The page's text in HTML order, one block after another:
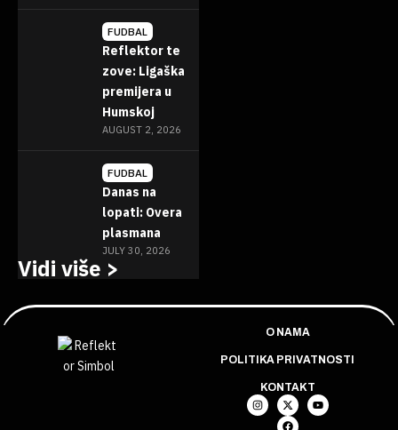
FUDBAL
Reflektor te
zove: Ligaška
premijera u
Humskoj
AUGUST 2, 2026
FUDBAL
Danas na
lopati: Overa
plasmana
JULY 30, 2026
Vidi više >
O NAMA
POLITIKA PRIVATNOSTI
KONTAKT